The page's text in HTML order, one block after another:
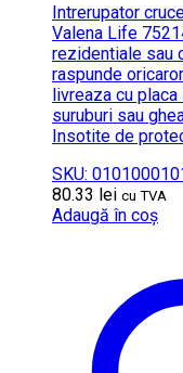
Intrerupator
Valena Life
rezidentiale sau
raspunde
livreaza cu
suruburi sau
Insotite de
SKU:
80.33 lei cu TVA
Adaugă în coș